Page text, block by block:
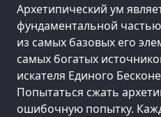
Архетипический ум
фундаментальной
из самых базовых его
самых богатых
искателя Единого
Попытаться сжать
ошибочную попытку.